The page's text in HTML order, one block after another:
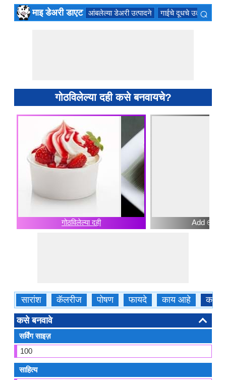
माइ डेअरी डाएट आंबलेल्या डेअरी उत्पादने गाईचे दूधचे उत्पादने
⌕
गोठविलेल्या दही कसे बनवायचे?
गोठविलेल्या दही Add ⊕
सारांश कॅलरीज पोषण फायदे काय आहे कसे
कसे बनवावे
सर्विंग साइज़
100
साहित्य